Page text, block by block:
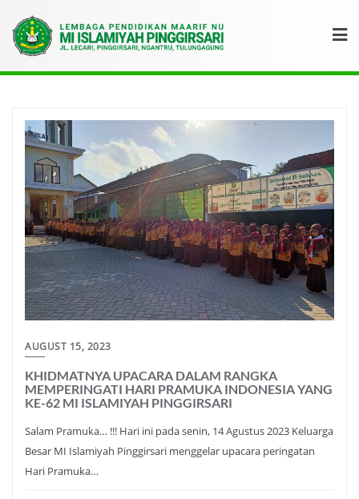
AUGUST 15, 2023
KHIDMATNYA UPACARA DALAM RANGKA
MEMPERINGATI HARI PRAMUKA INDONESIA YANG
KE-62 MI ISLAMIYAH PINGGIRSARI
Salam Pramuka… !!! Hari ini pada senin, 14 Agustus 2023 Keluarga
Besar MI Islamiyah Pinggirsari menggelar upacara peringatan
Hari Pramuka…